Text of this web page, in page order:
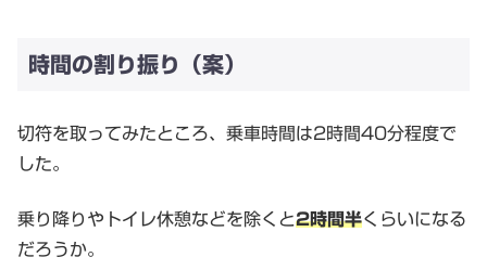
時間の割り振り（案）
切符を取ってみたところ、乗車時間は2時間40分程度で
した。
乗り降りやトイレ休憩などを除くと2時間半くらいになる
だろうか。